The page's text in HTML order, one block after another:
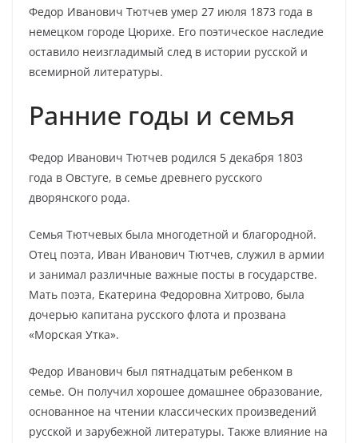
Федор Иванович Тютчев умер 27 июля 1873 года в
немецком городе Цюрихе. Его поэтическое наследие
оставило неизгладимый след в истории русской и
всемирной литературы.
Ранние годы и семья
Федор Иванович Тютчев родился 5 декабря 1803
года в Овстуге, в семье древнего русского
дворянского рода.
Семья Тютчевых была многодетной и благородной.
Отец поэта, Иван Иванович Тютчев, служил в армии
и занимал различные важные посты в государстве.
Мать поэта, Екатерина Федоровна Хитрово, была
дочерью капитана русского флота и прозвана
«Морская Утка».
Федор Иванович был пятнадцатым ребенком в
семье. Он получил хорошее домашнее образование,
основанное на чтении классических произведений
русской и зарубежной литературы. Также влияние на